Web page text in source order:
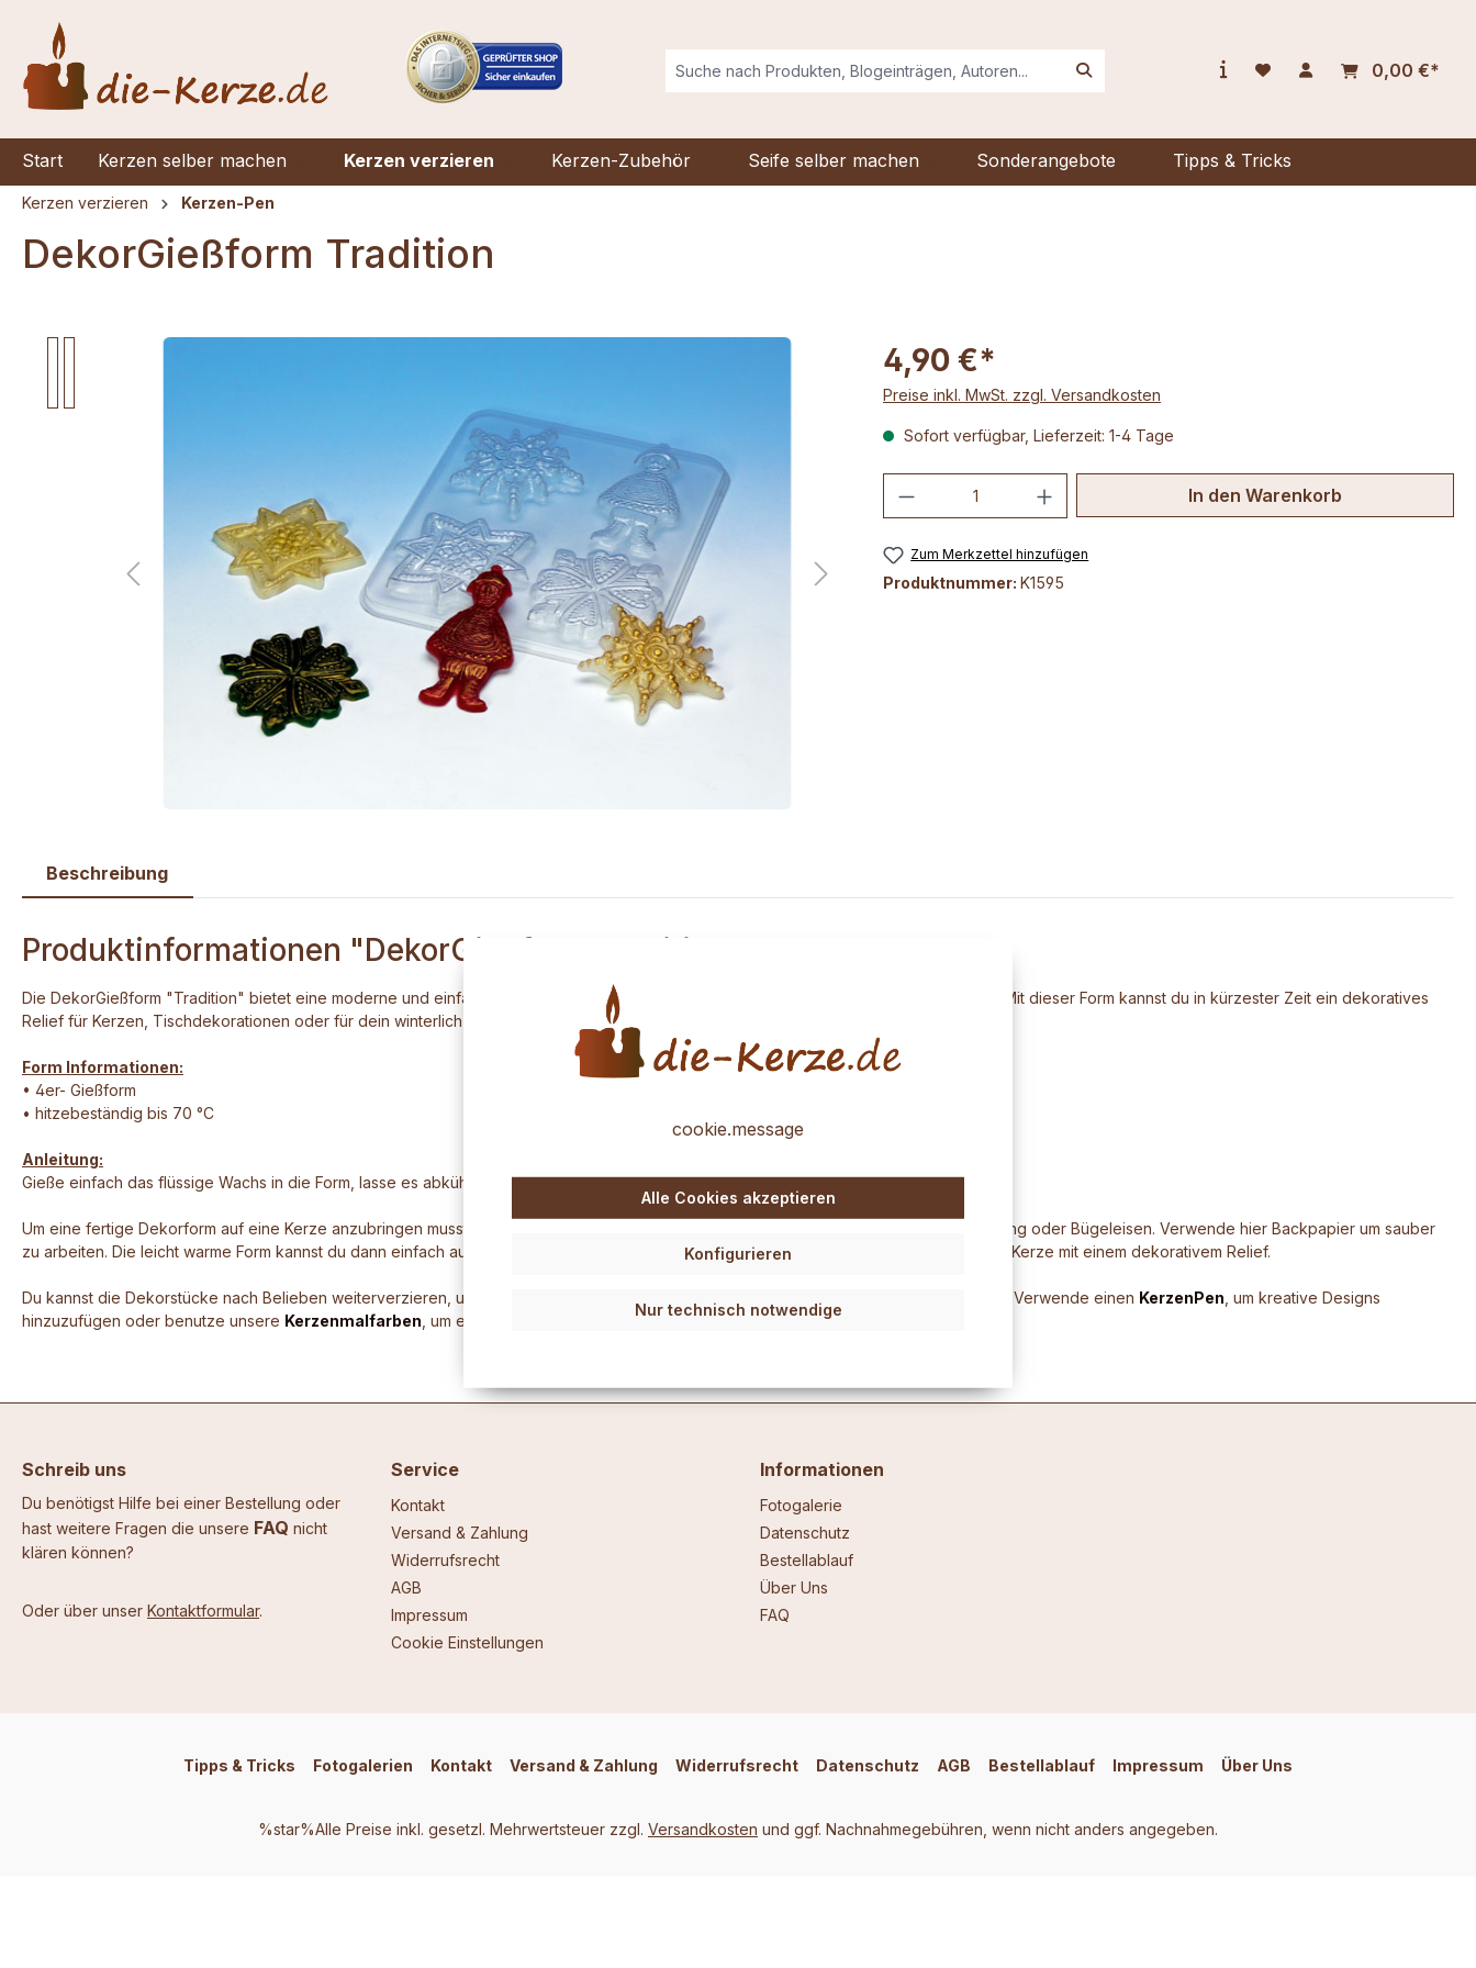
0,00 €*
Start Kerzen selber machen Kerzen verzieren Kerzen-Zubehör Seife selber machen Sonderangebote Tipps & Tricks
Kerzen verzieren Kerzen-Pen
DekorGießform Tradition
Bildergalerie überspringen 4,90 €*
Preise inkl. MwSt. zzgl. Versandkosten
Sofort verfügbar, Lieferzeit: 1-4 Tage
Produkt Anzahl: Gib den gewünschten Wert
In den Warenkorb
Zum Merkzettel hinzufügen
Produktnummer: K1595
Beschreibung
Produktinformationen "DekorGießform Tradition"
Die DekorGießform "Tradition" bietet eine moderne und einfache Möglichkeit, um einzigartige Wachsdekorationen selbst herzustellen. Mit dieser Form kannst du in kürzester Zeit ein dekoratives
Relief für Kerzen, Tischdekorationen oder für dein winterlich geschmücktes Fenster kreieren.
Form Informationen:
• 4er- Gießform
• hitzebeständig bis 70 °C
Anleitung:
Gieße einfach das flüssige Wachs in die Form, lasse es abkühlen und löse dann die fertigen Wachselemente vorsichtig aus der Form.
Um eine fertige Dekorform auf eine Kerze anzubringen musst du die Form leicht erwärmen, zum Beispiel mit Hilfe eines Backofen, Heizung oder Bügeleisen. Verwende hier Backpapier um sauber
zu arbeiten. Die leicht warme Form kannst du dann einfach auf deine Kerze fest drücken und fertig ist deine einzigartige selbst gemacht Kerze mit einem dekorativem Relief.
Du kannst die Dekorstücke nach Belieben weiterverzieren, um sie zu personalisieren und deinen eigenen Stil zum Ausdruck zu bringen. Verwende einen KerzenPen , um kreative Designs
hinzuzufügen oder benutze unsere Kerzenmalfarben , um einen farbenfrohen Akzent zu setzen.
Schreib uns
Du benötigst Hilfe bei einer Bestellung oder
hast weitere Fragen die unsere FAQ nicht
klären können?
Oder über unser Kontaktformular.
Service
Kontakt
Versand & Zahlung
Widerrufsrecht
AGB
Impressum
Cookie Einstellungen
Informationen
Fotogalerie
Datenschutz
Bestellablauf
Über Uns
FAQ
Tipps & Tricks Fotogalerien Kontakt Versand & Zahlung Widerrufsrecht Datenschutz AGB Bestellablauf Impressum Über Uns
%star%Alle Preise inkl. gesetzl. Mehrwertsteuer zzgl. Versandkosten und ggf. Nachnahmegebühren, wenn nicht anders angegeben.
cookie.message
Nur technisch notwendige
Konfigurieren
Alle Cookies akzeptieren